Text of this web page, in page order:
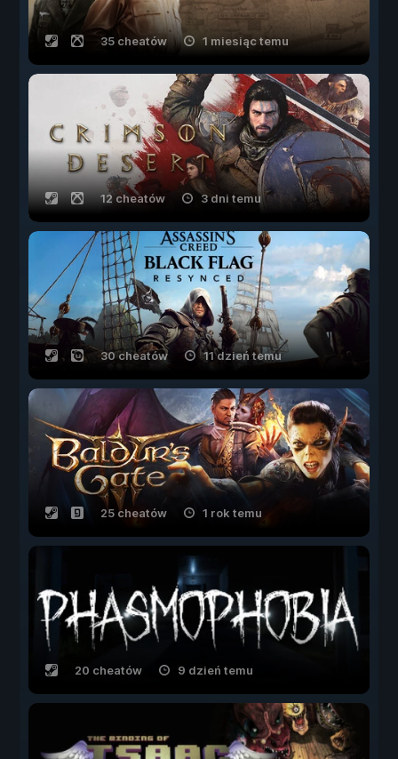
35 cheatów 1 miesiąc temu
12 cheatów 3 dni temu
30 cheatów 11 dzień temu
25 cheatów 1 rok temu
20 cheatów 9 dzień temu